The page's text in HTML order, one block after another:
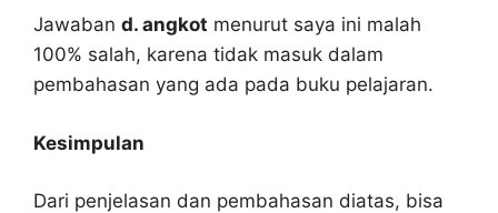
Jawaban d. angkot menurut saya ini malah
100% salah, karena tidak masuk dalam
pembahasan yang ada pada buku pelajaran.
Kesimpulan
Dari penjelasan dan pembahasan diatas, bisa